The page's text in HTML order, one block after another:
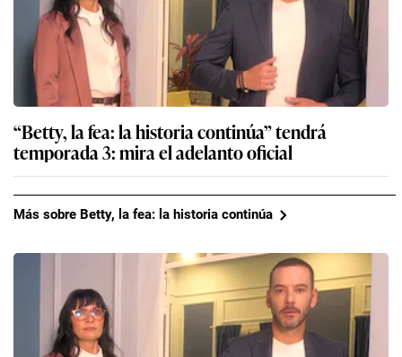
“Betty, la fea: la historia continúa” tendrá
temporada 3: mira el adelanto oficial
Más sobre Betty, la fea: la historia continúa